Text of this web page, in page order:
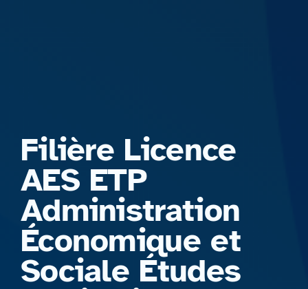
Filière Licence
AES ETP
Administration
Économique et
Sociale Études